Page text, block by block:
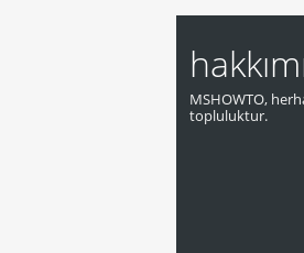
MSHOWTO,
topluluktur.